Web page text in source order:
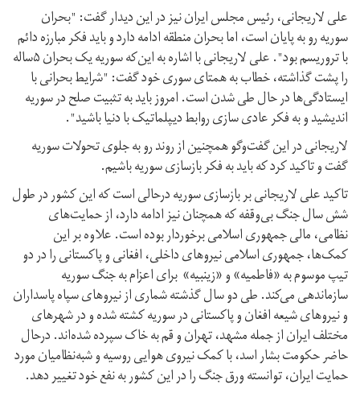
علی لاریجانی، رئیس مجلس ایران نیز در این دیدار گفت: "بحران
سوریه رو به پایان است، اما بحران منطقه ادامه دارد و باید فکر مبارزه دائم
با تروریسم بود". علی لاریجانی با اشاره به این‌که سوریه یک بحران ۵ساله
را پشت گذاشته، خطاب به همتای سوری خود گفت: "شرایط بحرانی با
ایستادگی‌ها در حال طی شدن است. امروز باید به تثبیت صلح در سوریه
اندیشید و به فکر عادی سازی روابط دیپلماتیک با دنیا باشید".
لاریجانی در این گفت‌وگو همچنین از روند رو به جلوی تحولات سوریه
گفت و تاکید کرد که باید به فکر بازسازی سوریه باشیم.
تاکید علی لاریجانی بر بازسازی سوریه درحالی است که این کشور در طول
شش سال جنگ بی‌وقفه که همچنان نیز ادامه دارد، از حمایت‌های
نظامی، مالی جمهوری اسلامی برخوردار بوده است. علاوه بر این
کمک‌ها، جمهوری اسلامی نیروهای داخلی، افغانی و پاکستانی را در دو
تیپ موسوم به «فاطمیه» و «زینبیه» برای اعزام به جنگ سوریه
سازماندهی می‌کند. طی دو سال گذشته شماری از نیروهای سپاه پاسداران
و نیروهای شیعه افغان و پاکستانی در سوریه کشته شده و در شهرهای
مختلف ایران از جمله مشهد، تهران و قم به خاک سپرده شده‌اند. درحال
حاضر حکومت بشار اسد، با کمک نیروی هوایی روسیه و شبه‌نظامیان مورد
حمایت ایران، توانسته ورق جنگ را در این کشور به نفع خود تغییر دهد.